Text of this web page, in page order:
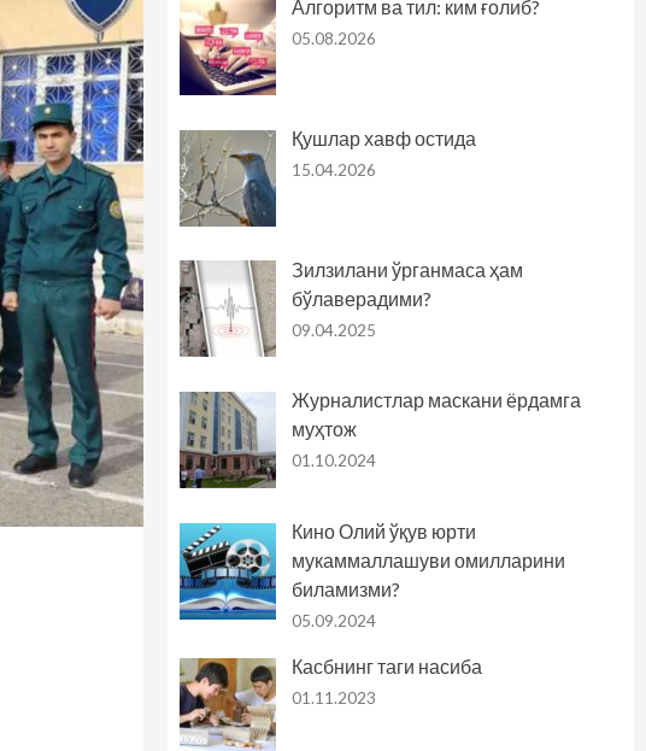
Алгоритм ва тил: ким ғолиб?
05.08.2026
Қушлар хавф остида
15.04.2026
Зилзилани ўрганмаса ҳам
бўлаверадими?
09.04.2025
Журналистлар маскани ёрдамга
муҳтож
01.10.2024
Кино Олий ўқув юрти
мукаммаллашуви омилларини
биламизми?
05.09.2024
Касбнинг таги насиба
01.11.2023